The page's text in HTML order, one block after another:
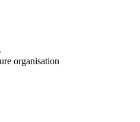
organisation